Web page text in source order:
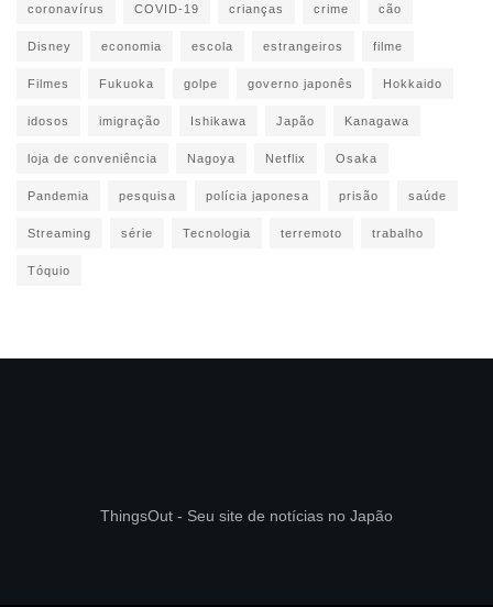
coronavírus COVID-19 crianças crime cão
Disney economia escola estrangeiros filme
Filmes Fukuoka golpe governo japonês Hokkaido
idosos imigração Ishikawa Japão Kanagawa
loja de conveniência Nagoya Netflix Osaka
Pandemia pesquisa polícia japonesa prisão saúde
Streaming série Tecnologia terremoto trabalho
Tóquio
ThingsOut - Seu site de notícias no Japão